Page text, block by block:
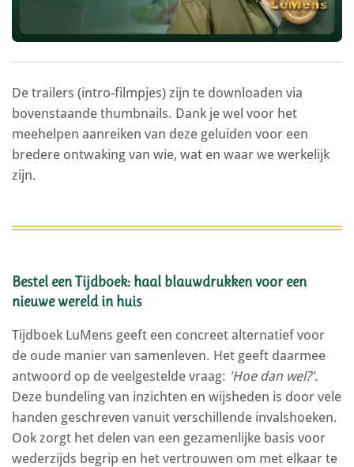
De trailers (intro-filmpjes) zijn te downloaden via
bovenstaande thumbnails. Dank je wel voor het
meehelpen aanreiken van deze geluiden voor een
bredere ontwaking van wie, wat en waar we werkelijk
zijn.
Bestel een Tijdboek: haal blauwdrukken voor een
nieuwe wereld in huis
Tijdboek LuMens geeft een concreet alternatief voor
de oude manier van samenleven. Het geeft daarmee
antwoord op de veelgestelde vraag: 'Hoe dan wel?'.
Deze bundeling van inzichten en wijsheden is door vele
handen geschreven vanuit verschillende invalshoeken.
Ook zorgt het delen van een gezamenlijke basis voor
wederzijds begrip en het vertrouwen om met elkaar te